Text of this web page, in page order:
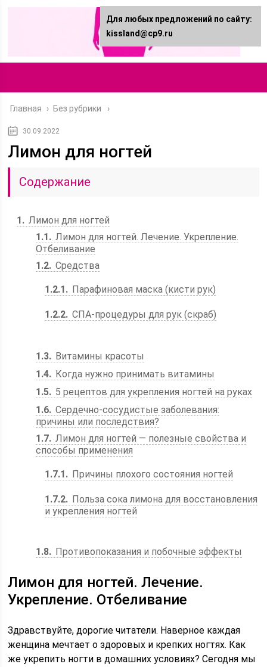
Главная › Без рубрики
30.09.2022
Лимон для ногтей
Содержание
1
Лимон для ногтей
1.1
Лимон для ногтей. Лечение. Укрепление.
Отбеливание
1.2 Средства
1.2.1 Парафиновая маска (кисти рук)
1.2.2 СПА-процедуры для рук (скраб)
1.3
Витамины красоты
1.4
Когда нужно принимать витамины
1.5
5 рецептов для укрепления ногтей на руках
1.6 Сердечно-сосудистые заболевания:
причины или последствия?
1.7 Лимон для ногтей — полезные свойства и
способы применения
1.7.1 Причины плохого состояния ногтей
1.7.2
Польза сока лимона для восстановления
и укрепления ногтей
1.8 Противопоказания и побочные эффекты
Лимон для ногтей. Лечение.
Укрепление. Отбеливание
Здравствуйте, дорогие читатели. Наверное каждая
женщина мечтает о здоровых и крепких ногтях. Как
же укрепить ногти в домашних условиях? Сегодня мы
Для любых предложений по сайту:
kissland@cp9.ru